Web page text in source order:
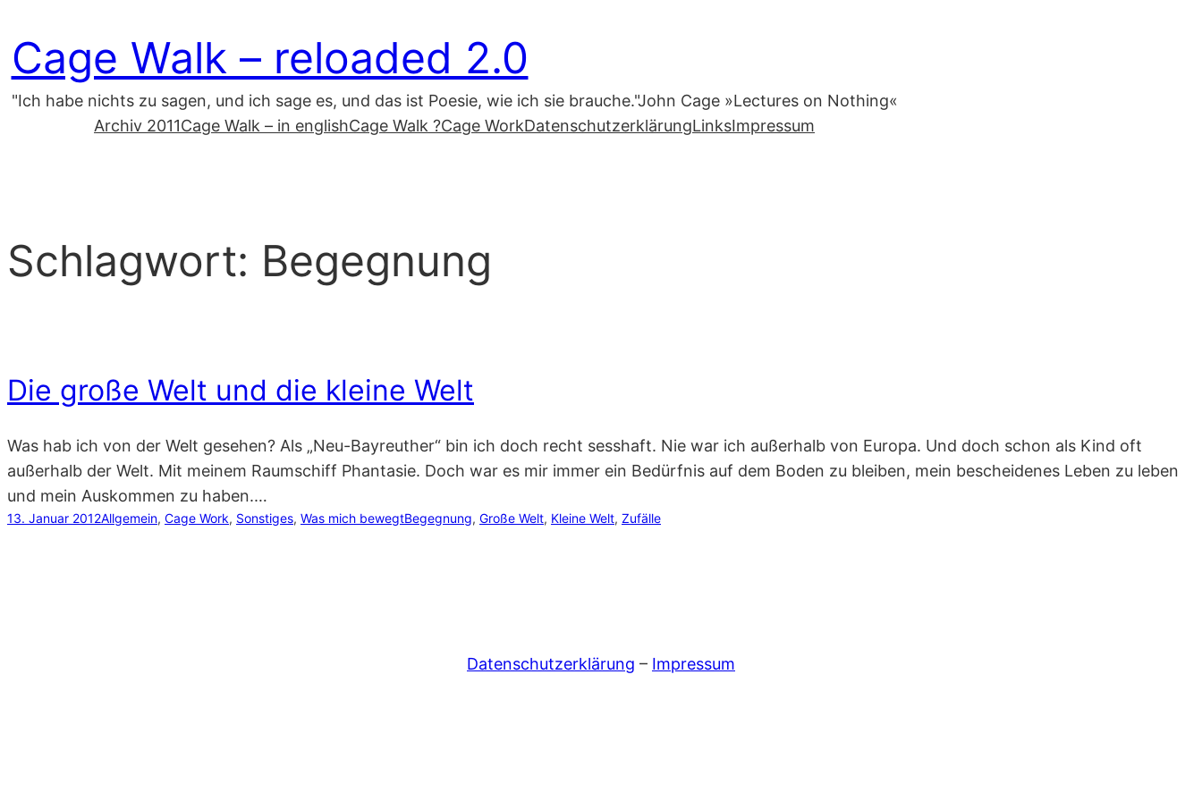
Inhalt
springen
Cage Walk – reloaded 2.0
"Ich habe nichts zu sagen, und ich sage es, und das ist Poesie, wie ich sie brauche."John Cage »Lectures on Nothing«
Archiv 2011Cage Walk – in englishCage Walk ?Cage WorkDatenschutzerklärungLinksImpressum
Schlagwort: Begegnung
Die große Welt und die kleine Welt
Was hab ich von der Welt gesehen? Als „Neu-Bayreuther“ bin ich doch recht sesshaft. Nie war ich außerhalb von Europa. Und doch schon als Kind oft
außerhalb der Welt. Mit meinem Raumschiff Phantasie. Doch war es mir immer ein Bedürfnis auf dem Boden zu bleiben, mein bescheidenes Leben zu leben
und mein Auskommen zu haben.…
13. Januar 2012Allgemein, Cage Work, Sonstiges, Was mich bewegtBegegnung, Große Welt, Kleine Welt, Zufälle
Datenschutzerklärung – Impressum